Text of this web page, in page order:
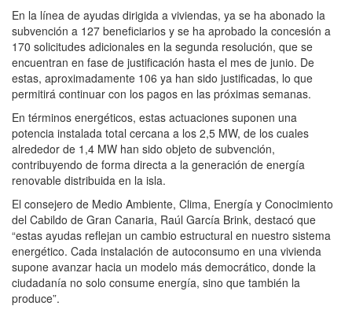
En la línea de ayudas dirigida a viviendas, ya se ha abonado la
subvención a 127 beneficiarios y se ha aprobado la concesión a
170 solicitudes adicionales en la segunda resolución, que se
encuentran en fase de justificación hasta el mes de junio. De
estas, aproximadamente 106 ya han sido justificadas, lo que
permitirá continuar con los pagos en las próximas semanas.
En términos energéticos, estas actuaciones suponen una
potencia instalada total cercana a los 2,5 MW, de los cuales
alrededor de 1,4 MW han sido objeto de subvención,
contribuyendo de forma directa a la generación de energía
renovable distribuida en la isla.
El consejero de Medio Ambiente, Clima, Energía y Conocimiento
del Cabildo de Gran Canaria, Raúl García Brink, destacó que
“estas ayudas reflejan un cambio estructural en nuestro sistema
energético. Cada instalación de autoconsumo en una vivienda
supone avanzar hacia un modelo más democrático, donde la
ciudadanía no solo consume energía, sino que también la
produce”.